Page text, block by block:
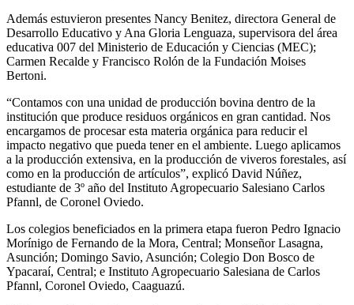
Además estuvieron presentes Nancy Benitez, directora General de
Desarrollo Educativo y Ana Gloria Lenguaza, supervisora del área
educativa 007 del Ministerio de Educación y Ciencias (MEC);
Carmen Recalde y Francisco Rolón de la Fundación Moises
Bertoni.
“Contamos con una unidad de producción bovina dentro de la
institución que produce residuos orgánicos en gran cantidad. Nos
encargamos de procesar esta materia orgánica para reducir el
impacto negativo que pueda tener en el ambiente. Luego aplicamos
a la producción extensiva, en la producción de viveros forestales, así
como en la producción de artículos”, explicó David Núñez,
estudiante de 3º año del Instituto Agropecuario Salesiano Carlos
Pfannl, de Coronel Oviedo.
Los colegios beneficiados en la primera etapa fueron Pedro Ignacio
Morínigo de Fernando de la Mora, Central; Monseñor Lasagna,
Asunción; Domingo Savio, Asunción; Colegio Don Bosco de
Ypacaraí, Central; e Instituto Agropecuario Salesiana de Carlos
Pfannl, Coronel Oviedo, Caaguazú.